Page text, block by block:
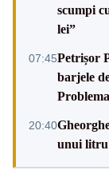
scumpi
lei”
07:45Petrișor
barjele
20:40
unui litru